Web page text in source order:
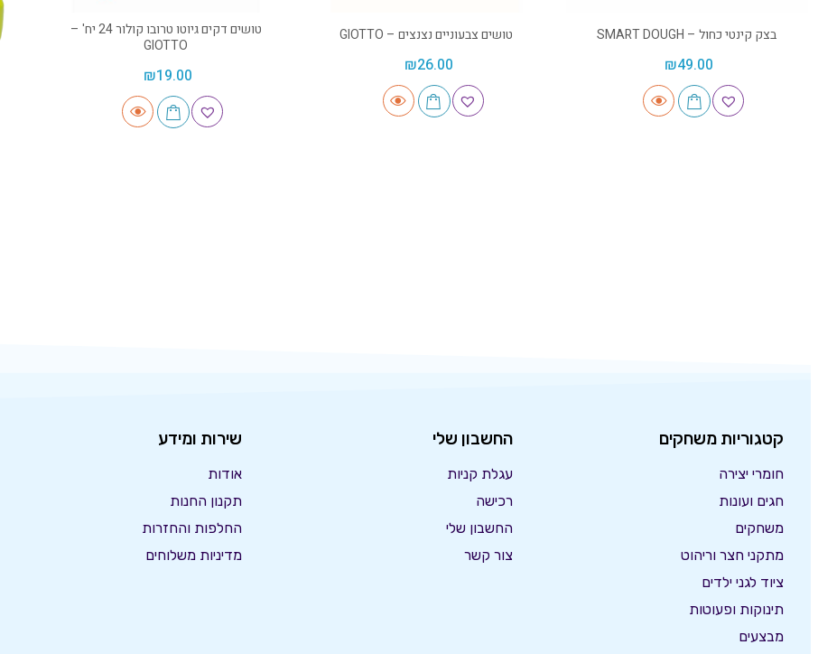
בצק קינטי כחול – SMART DOUGH
₪49.00
טושים צבעוניים נצנצים – GIOTTO
₪26.00
טושים דקים גיוטו טרובו קולור 24 יח' –
GIOTTO
₪19.00
קטגוריות משחקים
חומרי יצירה
חגים ועונות
משחקים
מתקני חצר וריהוט
ציוד לגני ילדים
תינוקות ופעוטות
מבצעים
החשבון שלי
עגלת קניות
רכישה
החשבון שלי
צור קשר
שירות ומידע
אודות
תקנון החנות
החלפות והחזרות
מדיניות משלוחים